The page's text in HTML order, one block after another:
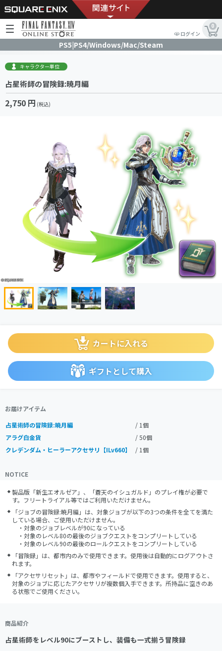
ログイン
0
PS5|PS4/Windows/Mac/Steam
キャラクター単位
占星術師の冒険録:暁月編
2,750 円 (税込)
カートに入れる
ギフトとして購入
お届けアイテム
占星術師の冒険録:暁月編
/ 1個
アラグ白金貨
/ 50個
クレデンダム・ヒーラーアクセサリ【ILv660】
/ 1個
NOTICE
製品版「新生エオルゼア」、「蒼天のイシュガルド」のプレイ権が必要で
す。フリートライアル等ではご利用いただけません。
「ジョブの冒険録:暁月編」は、対象ジョブが以下の3つの条件を全てを満た
している場合、ご使用いただけません。
・対象のジョブレベルが90になっている
・対象のレベル80の最後のジョブクエストをコンプリートしている
・対象のレベル90の最後のロールクエストをコンプリートしている
「冒険録」は、都市内のみで使用できます。使用後は自動的にログアウトさ
れます。
「アクセサリセット」は、都市やフィールドで使用できます。使用すると、
対象のジョブに応じたアクセサリが複数個入手できます。所持品に空きのあ
る状態でご使用ください。
商品紹介
占星術師をレベル90にブーストし、装備も一式揃う冒険録